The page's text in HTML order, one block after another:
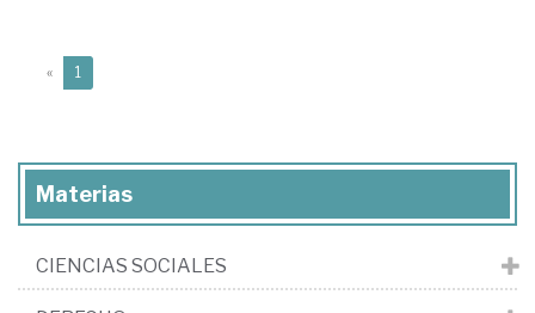
« 1
Materias
CIENCIAS SOCIALES